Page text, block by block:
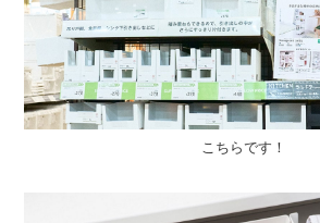
こちらです！